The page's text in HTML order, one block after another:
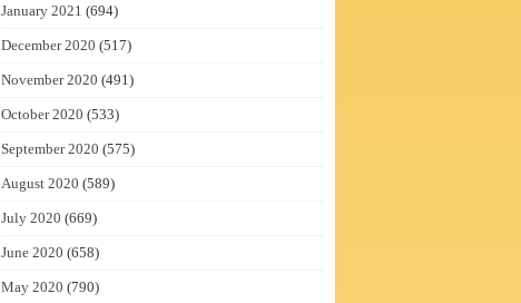
January 2021 (694)
December 2020 (517)
November 2020 (491)
October 2020 (533)
September 2020 (575)
August 2020 (589)
July 2020 (669)
June 2020 (658)
May 2020 (790)